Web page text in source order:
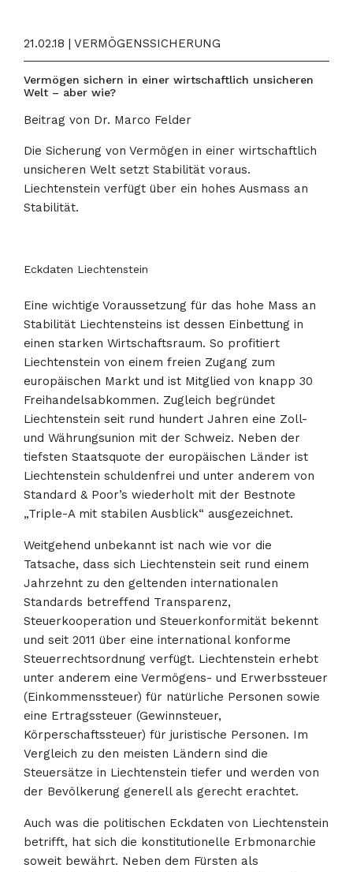
21.02.18 | VERMÖGENSSICHERUNG
Vermögen sichern in einer wirtschaftlich unsicheren
Welt – aber wie?
Beitrag von Dr. Marco Felder
Die Sicherung von Vermögen in einer wirtschaftlich
unsicheren Welt setzt Stabilität voraus.
Liechtenstein verfügt über ein hohes Ausmass an
Stabilität.
Eckdaten Liechtenstein
Eine wichtige Voraussetzung für das hohe Mass an
Stabilität Liechtensteins ist dessen Einbettung in
einen starken Wirtschaftsraum. So profitiert
Liechtenstein von einem freien Zugang zum
europäischen Markt und ist Mitglied von knapp 30
Freihandelsabkommen. Zugleich begründet
Liechtenstein seit rund hundert Jahren eine Zoll-
und Währungsunion mit der Schweiz. Neben der
tiefsten Staatsquote der europäischen Länder ist
Liechtenstein schuldenfrei und unter anderem von
Standard & Poor’s wiederholt mit der Bestnote
„Triple-A mit stabilen Ausblick“ ausgezeichnet.
Weitgehend unbekannt ist nach wie vor die
Tatsache, dass sich Liechtenstein seit rund einem
Jahrzehnt zu den geltenden internationalen
Standards betreffend Transparenz,
Steuerkooperation und Steuerkonformität bekennt
und seit 2011 über eine international konforme
Steuerrechtsordnung verfügt. Liechtenstein erhebt
unter anderem eine Vermögens- und Erwerbssteuer
(Einkommenssteuer) für natürliche Personen sowie
eine Ertragssteuer (Gewinnsteuer,
Körperschaftssteuer) für juristische Personen. Im
Vergleich zu den meisten Ländern sind die
Steuersätze in Liechtenstein tiefer und werden von
der Bevölkerung generell als gerecht erachtet.
Auch was die politischen Eckdaten von Liechtenstein
betrifft, hat sich die konstitutionelle Erbmonarchie
soweit bewährt. Neben dem Fürsten als